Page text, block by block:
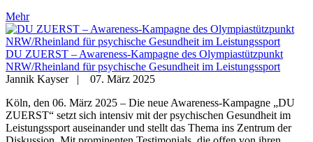
Mehr
DU ZUERST – Awareness-Kampagne des Olympiastützpunkt
NRW/Rheinland für psychische Gesundheit im Leistungssport
Jannik Kayser| 07. März 2025
Köln, den 06. März 2025 – Die neue Awareness-Kampagne „DU
ZUERST“ setzt sich intensiv mit der psychischen Gesundheit im
Leistungssport auseinander und stellt das Thema ins Zentrum der